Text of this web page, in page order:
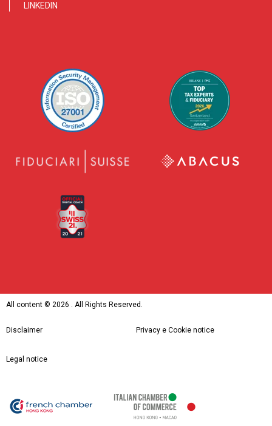
LINKEDIN
All content © 2026 . All Rights Reserved.
Disclaimer Privacy e Cookie notice
Legal notice